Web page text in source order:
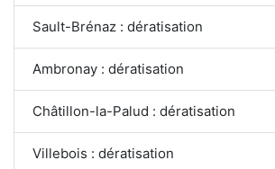
Sault-Brénaz : dératisation
Ambronay : dératisation
Châtillon-la-Palud : dératisation
Villebois : dératisation